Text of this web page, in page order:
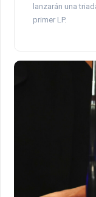
lanzarán una
primer LP.